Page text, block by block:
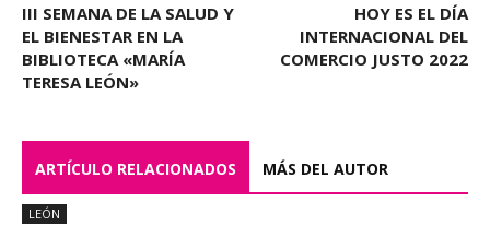
III SEMANA DE LA SALUD Y
EL BIENESTAR EN LA
BIBLIOTECA «MARÍA
TERESA LEÓN»
HOY ES EL DÍA
INTERNACIONAL DEL
COMERCIO JUSTO 2022
ARTÍCULO RELACIONADOS MÁS DEL AUTOR
LEÓN